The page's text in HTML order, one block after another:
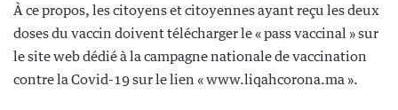
À ce propos, les citoyens et citoyennes ayant reçu les deux
doses du vaccin doivent télécharger le « pass vaccinal » sur
le site web dédié à la campagne nationale de vaccination
contre la Covid-19 sur le lien « www.liqahcorona.ma ».